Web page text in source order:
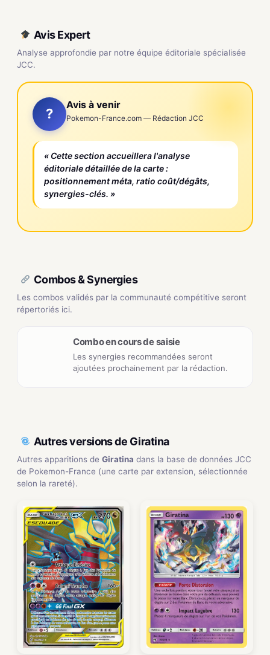
Avis Expert
Analyse approfondie par notre équipe éditoriale spécialisée
JCC.
?
Avis à venir
Pokemon-France.com — Rédaction JCC
« Cette section accueillera l'analyse
éditoriale détaillée de la carte :
positionnement méta, ratio coût/dégâts,
synergies-clés. »
Combos & Synergies
Les combos validés par la communauté compétitive seront
répertoriés ici.
Combo en cours de saisie
Les synergies recommandées seront
ajoutées prochainement par la rédaction.
Autres versions de Giratina
Autres apparitions de Giratina dans la base de données JCC
de Pokemon-France (une carte par extension, sélectionnée
selon la rareté).